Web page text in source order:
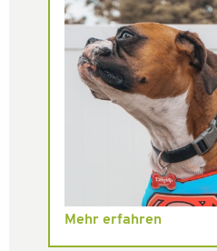
Mehr erfahren